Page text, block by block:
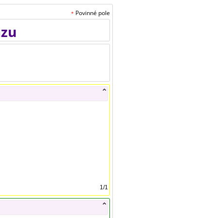
* Povinné pole
1 /1